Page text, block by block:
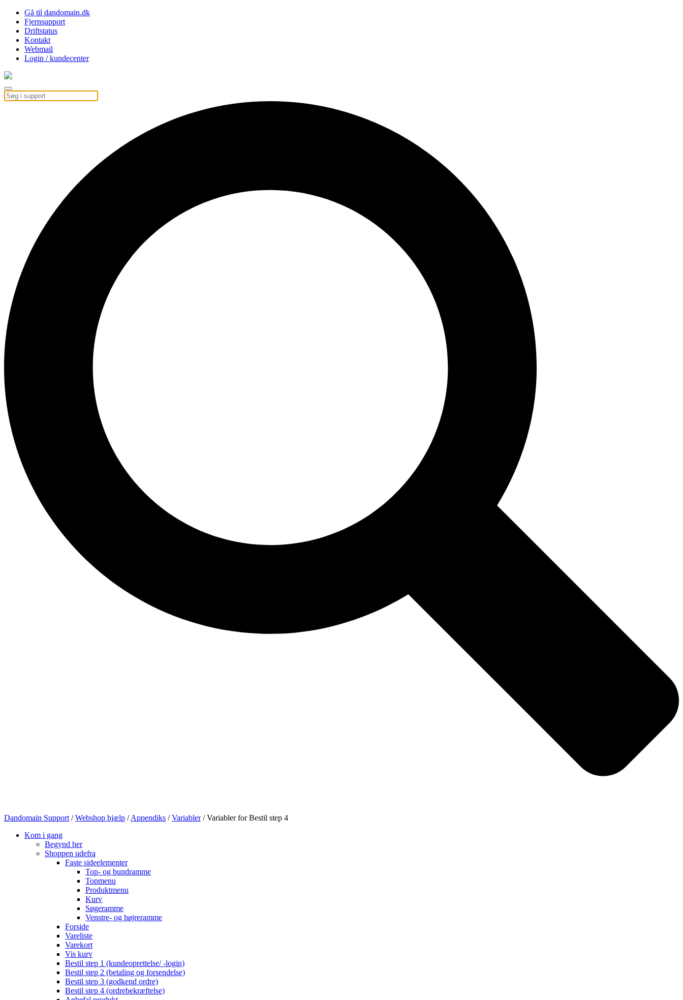
Gå til dandomain.dk
Fjernsupport
Driftstatus
Kontakt
Webmail
Login / kundecenter
Dandomain Support/Webshop hjælp /Appendiks /Variabler/Variabler for Bestil step 4
Kom i gang
Begynd her
Shoppen udefra
Faste sideelementer
Top- og bundramme
Topmenu
Produktmenu
Kurv
Søgeramme
Venstre- og højreramme
Forside
Vareliste
Varekort
Vis kurv
Bestil step 1 (kundeoprettelse/ -login)
Bestil step 2 (betaling og forsendelse)
Bestil step 3 (godkend ordre)
Bestil step 4 (ordrebekræftelse)